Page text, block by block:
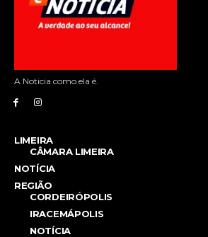
A Noticia como ela é.
LIMEIRA
CÂMARA LIMEIRA
NOTÍCIA
REGIÃO
CORDEIRÓPOLIS
IRACEMÁPOLIS
NOTÍCIA